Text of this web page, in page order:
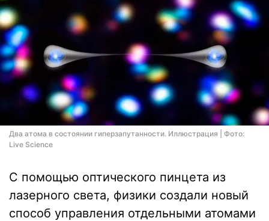
Два атома в состоянии гиперзапутанности. Иллюстрация | Фото:
Live Science
С помощью оптического пинцета из
лазерного света, физики создали новый
способ управления отдельными атомами